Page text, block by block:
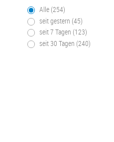
Alle (254)
seit gestern (45)
seit 7 Tagen (123)
seit 30 Tagen (240)